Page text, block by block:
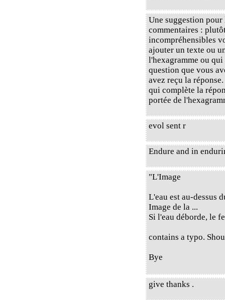
Une suggestion
commentaires :
incompréhensibles
ajouter un texte ou
l'hexagramme ou qui
question que vous
avez reçu la
qui complète la
portée de
evol sent r
Endure and in
"L'Image
L'eau est au-dessus
Image de la ...
Si l'eau déborde, le
contains a typo.
Bye
give thanks .